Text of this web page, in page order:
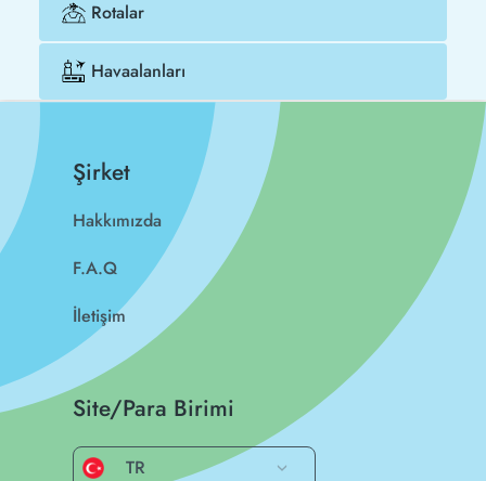
Rotalar
Havaalanları
Şirket
Hakkımızda
F.A.Q
İletişim
Site/Para Birimi
TR